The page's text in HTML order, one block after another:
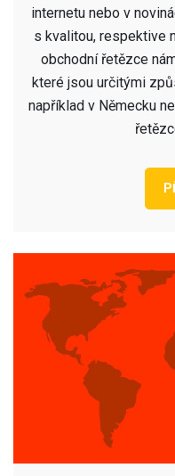
internetu nebo v
s kvalitou, respektive
obchodní řetězce
které jsou určitými
například v Německu